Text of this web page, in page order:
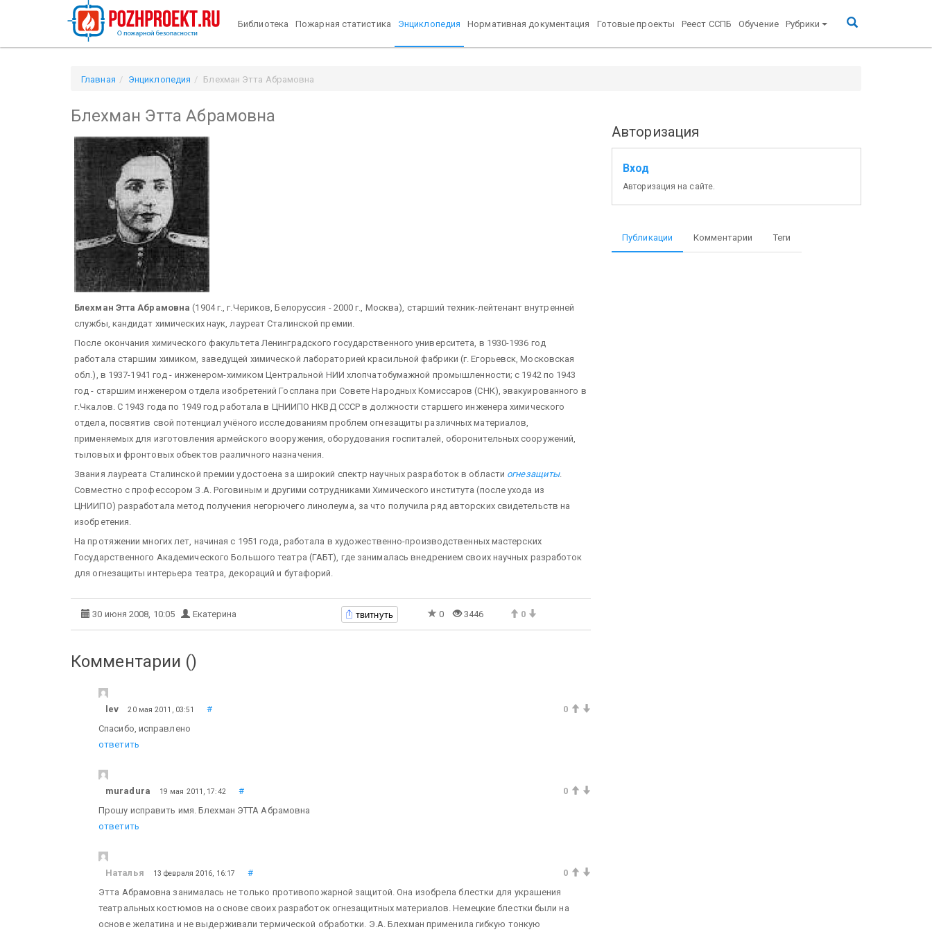
Библиотека Пожарная статистика Энциклопедия Нормативная документация Готовые проекты Реест ССПБ Обучение Рубрики
Главная Энциклопедия Блехман Этта Абрамовна
Блехман Этта Абрамовна
Блехман Этта Абрамовна (1904 г., г.Чериков, Белоруссия - 2000 г., Москва), старший техник-лейтенант внутренней
службы, кандидат химических наук, лауреат Сталинской премии.
После окончания химического факультета Ленинградского государственного университета, в 1930-1936 год
работала старшим химиком, заведущей химической лабораторией красильной фабрики (г. Егорьевск, Московская
обл.), в 1937-1941 год - инженером-химиком Центральной НИИ хлопчатобумажной промышленности; с 1942 по 1943
год - старшим инженером отдела изобретений Госплана при Совете Народных Комиссаров (СНК), эвакуированного в
г.Чкалов. С 1943 года по 1949 год работала в ЦНИИПО НКВД СССР в должности старшего инженера химического
отдела, посвятив свой потенциал учёного исследованиям проблем огнезащиты различных материалов,
применяемых для изготовления армейского вооружения, оборудования госпиталей, оборонительных сооружений,
тыловых и фронтовых объектов различного назначения.
Звания лауреата Сталинской премии удостоена за широкий спектр научных разработок в области огнезащиты.
Совместно с профессором З.А. Роговиным и другими сотрудниками Химического института (после ухода из
ЦНИИПО) разработала метод получения негорючего линолеума, за что получила ряд авторских свидетельств на
изобретения.
На протяжении многих лет, начиная с 1951 года, работала в художественно-производственных мастерских
Государственного Академического Большого театра (ГАБТ), где занималась внедрением своих научных разработок
для огнезащиты интерьера театра, декораций и бутафорий.
30 июня 2008, 10:05 Екатерина твитнуть 0 3446 0
Комментарии ()
lev 20 мая 2011, 03:51 #
0
Спасибо, исправлено
ответить
muradura 19 мая 2011, 17:42 #
0
Прошу исправить имя. Блехман ЭТТА Абрамовна
ответить
Наталья 13 февраля 2016, 16:17 #
0
Этта Абрамовна занималась не только противопожарной защитой. Она изобрела блестки для украшения
театральных костюмов на основе своих разработок огнезащитных материалов. Немецкие блестки были на
основе желатина и не выдерживали термической обработки. Э.А. Блехман применила гибкую тонкую
Авторизация
Вход
Авторизация на сайте.
Публикации Комментарии Теги